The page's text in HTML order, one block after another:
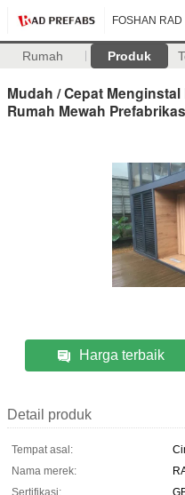
FOSHAN
Rumah Produk
Mudah / Cepat
Rumah Mewah
Harga terbaik
Detail produk
Tempat asal:
Nama merek:
Sertifikasi: